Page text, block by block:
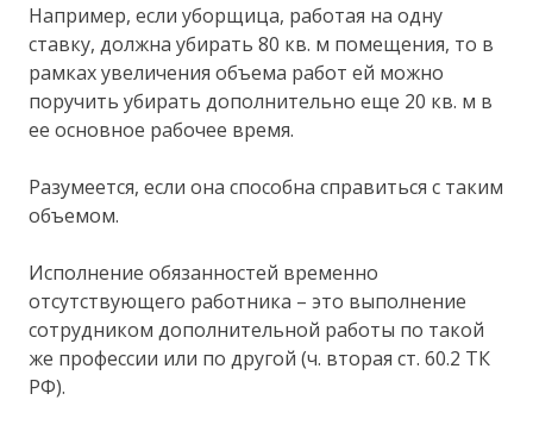
Например, если уборщица, работая на одну
ставку, должна убирать 80 кв. м помещения, то в
рамках увеличения объема работ ей можно
поручить убирать дополнительно еще 20 кв. м в
ее основное рабочее время.
Разумеется, если она способна справиться с таким
объемом.
Исполнение обязанностей временно
отсутствующего работника – это выполнение
сотрудником дополнительной работы по такой
же профессии или по другой (ч. вторая ст. 60.2 ТК
РФ).